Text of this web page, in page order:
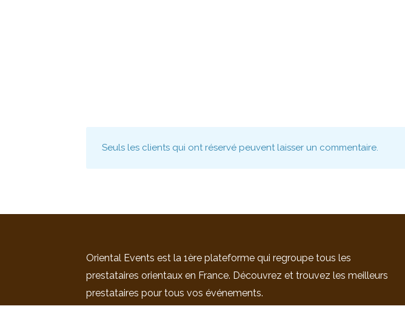
Seuls les clients qui ont réservé peuvent laisser un commentaire.
Oriental Events est la 1ère plateforme qui regroupe tous les
prestataires orientaux en France. Découvrez et trouvez les meilleurs
prestataires pour tous vos événements.